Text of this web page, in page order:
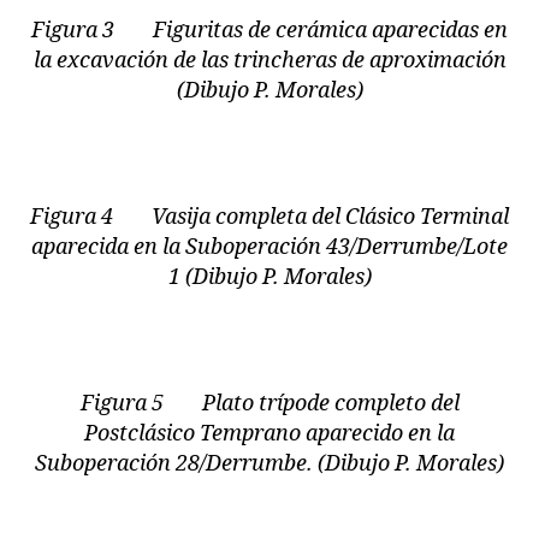
Figura 3 Figuritas de cerámica aparecidas en
la excavación de las trincheras de aproximación
(Dibujo P. Morales)
Figura 4 Vasija completa del Clásico Terminal
aparecida en la Suboperación 43/Derrumbe/Lote
1 (Dibujo P. Morales)
Figura 5 Plato trípode completo del
Postclásico Temprano aparecido en la
Suboperación 28/Derrumbe. (Dibujo P. Morales)